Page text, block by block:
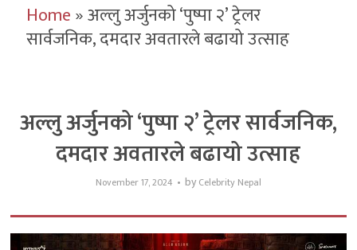
Home»अल्लु अर्जुनको ‘पुष्पा २’ ट्रेलर
सार्वजनिक, दमदार अवतारले बढायो उत्साह
अल्लु अर्जुनको ‘पुष्पा २’ ट्रेलर सार्वजनिक,
दमदार अवतारले बढायो उत्साह
November 17, 2024 by Celebrity Nepal